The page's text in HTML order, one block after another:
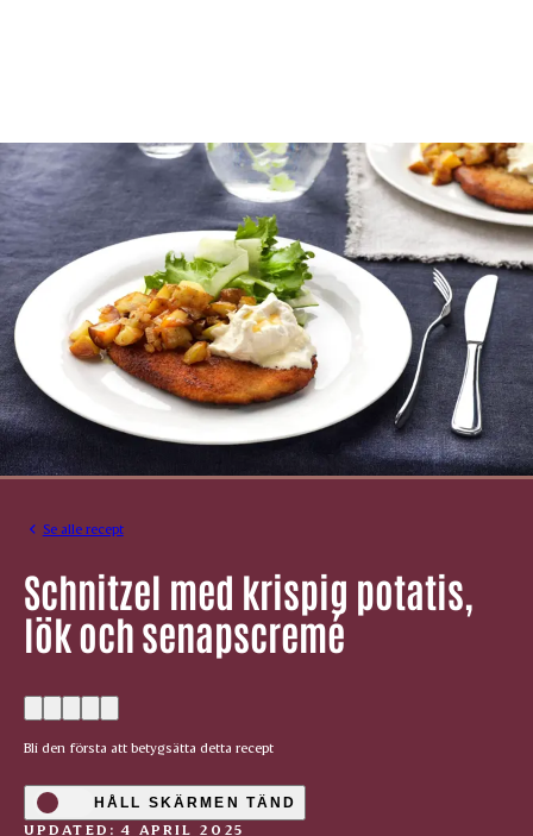
Se alle recept
Schnitzel med krispig potatis,
lök och senapscremé
Bli den första att betygsätta detta recept
HÅLL SKÄRMEN TÄND
UPDATED: 4 APRIL 2025